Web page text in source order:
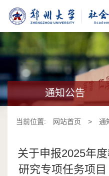
通知公告
当前位置: 网站首页 > 通
关于申报2025年
研究专项任务项目